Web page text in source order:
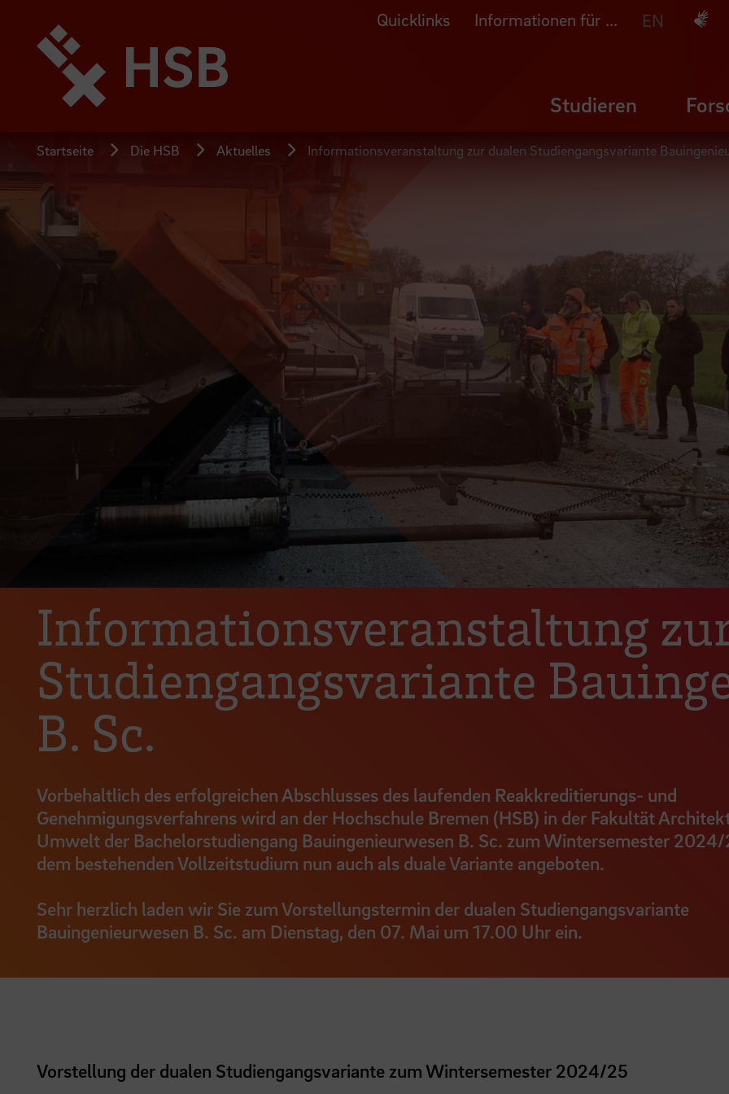
Seiteninhalt
springen
Quicklinks Informationen für ... EN
Studieren
Startseite Die HSB Aktuelles Informationsveranstaltung zur dualen Studiengangsvariante
Informationsveranstaltung
Studiengangsvariante
B. Sc.
Vorbehaltlich des erfolgreichen Abschlusses des laufenden Reakkreditierungs- und
Genehmigungsverfahrens wird an der Hochschule Bremen (HSB) in der Fakultät
Umwelt der Bachelorstudiengang Bauingenieurwesen B. Sc. zum Wintersemester
dem bestehenden Vollzeitstudium nun auch als duale Variante angeboten.
Sehr herzlich laden wir Sie zum Vorstellungstermin der dualen Studiengangsvariante
Bauingenieurwesen B. Sc. am Dienstag, den 07. Mai um 17.00 Uhr ein.
Vorstellung der dualen Studiengangsvariante zum Wintersemester 2024/25